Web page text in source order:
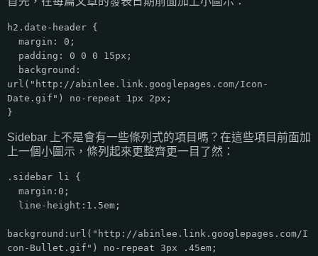
h2.date-header {
margin: 0;
padding: 0 0 0 15px;
background:
url("http://abinlee.link.googlepages.com/Icon-
Date.gif") no-repeat 1px 2px;
}
Sidebar 上不是會有一些條列式的項目嗎？在這些項目前面加
上一個小圖示，條列起來更整齊更一目了然：
.sidebar li {
margin:0;
line-height:1.5em;
background:url("http://abinlee.link.googlepages.com/I
con-Bullet.gif") no-repeat 3px .45em;